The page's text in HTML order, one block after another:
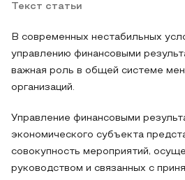
Текст статьи
В современных нестабильных
управлению финансовыми
важная роль в общей системе
организаций.
Управление финансовыми
экономического субъекта
совокупность мероприятий,
руководством и связанных с